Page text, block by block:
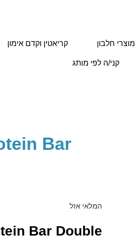
מוצרי חלבון קריאטין וקדם אימון
קני/ה לפי מותג
המלאי אזל